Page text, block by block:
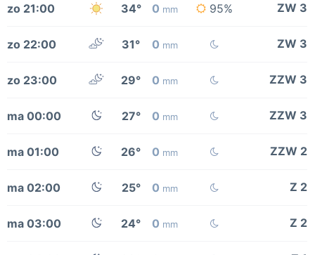
zo 21:00 34° 0 mm 95% ZW 3
zo 22:00 31° 0 mm ZW 3
zo 23:00 29° 0 mm ZZW 3
ma 00:00 27° 0 mm ZZW 3
ma 01:00 26° 0 mm ZZW 2
ma 02:00 25° 0 mm Z 2
ma 03:00 24° 0 mm Z 2